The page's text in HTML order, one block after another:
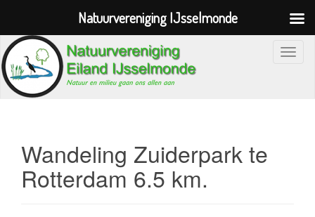
S
Wandeling Zuiderpark te
Rotterdam 6.5 km.
Natuurvereniging IJsselmonde